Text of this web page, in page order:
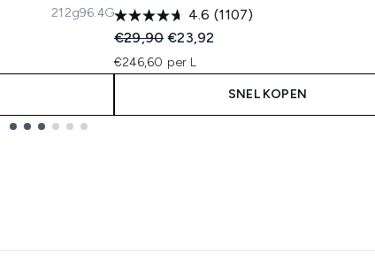
212g96.4G 4.6 (1107)
Recommended Retail Price:
€29,90Huidige prijs:
€23,92
€246,60 per L
SNEL KOPEN